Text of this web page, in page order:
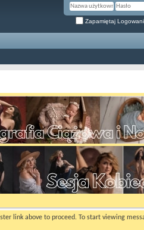
Zapamiętaj
link above to proceed. To start viewing